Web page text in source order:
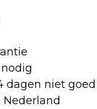
dagen niet